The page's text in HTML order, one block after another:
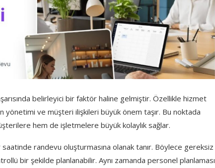
belirleyici bir faktör haline gelmiştir. Özellikle hizmet
yönetimi ve müşteri ilişkileri büyük önem taşır. Bu noktada
hem de işletmelere büyük kolaylık sağlar.
saatinde randevu oluşturmasına olanak tanır. Böylece gereksiz
bir şekilde planlanabilir. Aynı zamanda personel planlaması